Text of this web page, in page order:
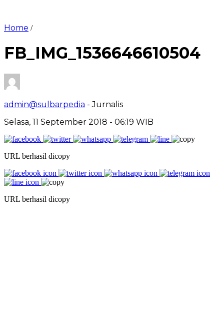
Home /
FB_IMG_1536646610504
admin@sulbarpedia - Jurnalis
Selasa, 11 September 2018 - 06:19 WIB
URL berhasil dicopy
URL berhasil dicopy